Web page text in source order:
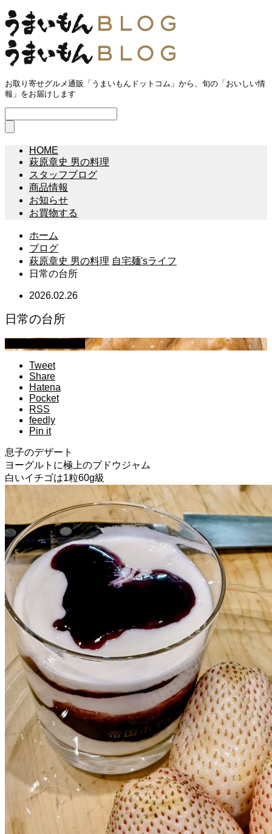
お取り寄せグルメ通販「うまいもんドットコム」から、旬の「おいしい情
報」をお届けします
HOME
萩原章史 男の料理
スタッフブログ
商品情報
お知らせ
お買物する
ホーム
ブログ
萩原章史 男の料理 自宅麺'sライフ
日常の台所
2026.02.26
日常の台所
Tweet
Share
Hatena
Pocket
RSS
feedly
Pin it
息子のデザート
ヨーグルトに極上のブドウジャム
白いイチゴは1粒60g級